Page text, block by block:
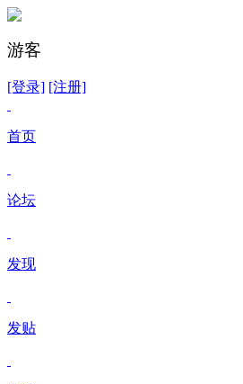
游客
[登录] [注册]
首页
论坛
发现
发贴